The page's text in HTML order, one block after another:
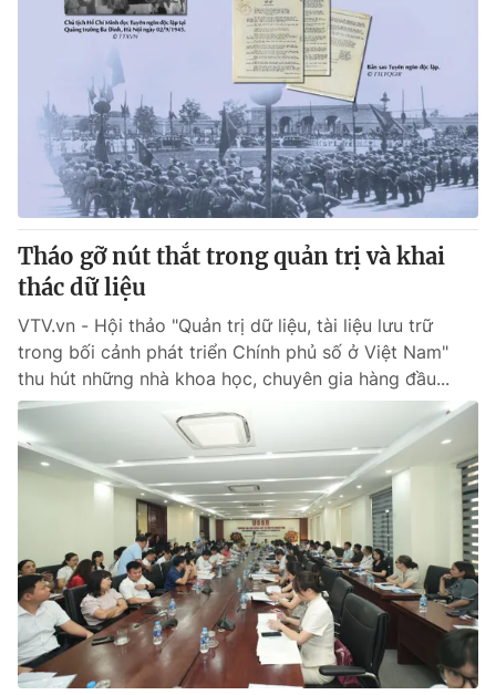
Bất động sản
Thị trường 24h Tấm lòng Việt
VTV4 Vươn mình bằng AI
VTV9
Liên hệ tòa soạn
THỜI BÁO VTV
Theo dõi báo trên
Cơ quan chủ quản:Đài Truyền hình Việt Nam
Cơ quan báo chí:Thời báo VTV
Giấy phép hoạt động báo in và báo điện tử số 483/GP-BTTTT
cấp ngày 29/12/2023
Tổng Biên tập:
Vũ Thanh Thủy
Tháo gỡ nút thắt trong quản trị và khai
thác dữ liệu
VTV.vn - Hội thảo "Quản trị dữ liệu, tài liệu lưu trữ
trong bối cảnh phát triển Chính phủ số ở Việt Nam"
thu hút những nhà khoa học, chuyên gia hàng đầu...